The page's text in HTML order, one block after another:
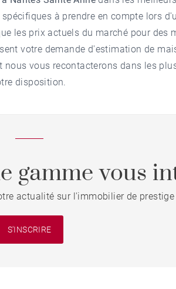
à prendre en compte lors
les prix actuels du marché pour des
votre demande d'estimation de
vous recontacterons dans les
disposition.
gamme vous
actualité sur l'immobilier de
S'INSCRIRE